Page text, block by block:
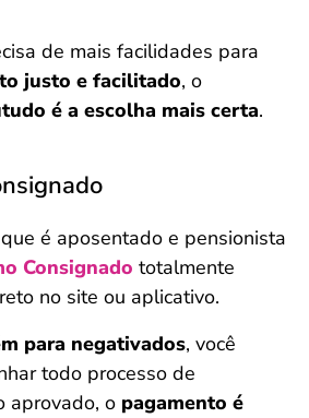
de mais facilidades para
justo e facilitado, o
é a escolha mais certa.
é aposentado e pensionista
Consignado totalmente
no site ou aplicativo.
para negativados, você
todo processo de
aprovado, o pagamento é